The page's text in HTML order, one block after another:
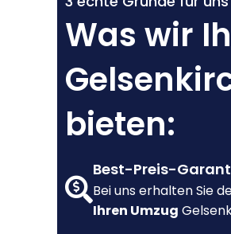
Was wir
bieten:
Best-Preis-
Bei uns erhalten Sie
Ihren Umzug